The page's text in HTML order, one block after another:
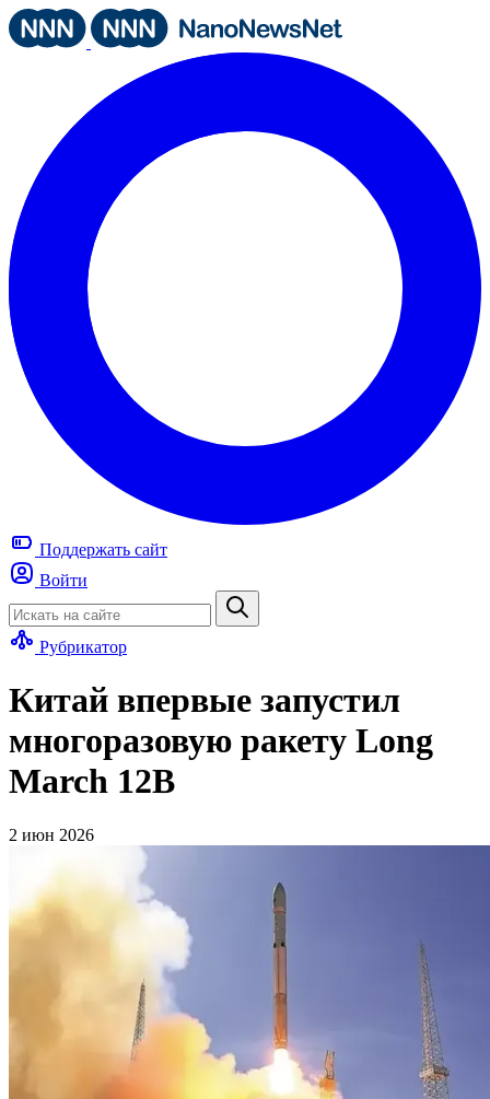
Поддержать сайт
Войти
Рубрикатор
Китай впервые запустил
многоразовую ракету Long
March 12B
2 июн 2026